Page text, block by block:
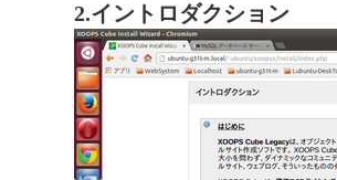
2.イントロダクション